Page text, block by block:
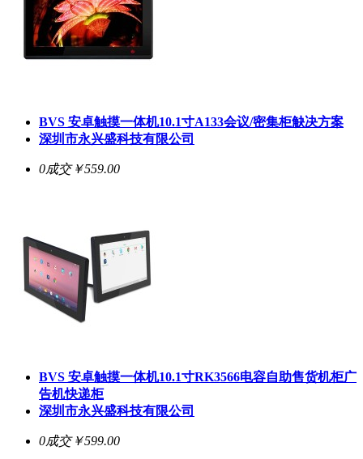
BVS 安卓触摸一体机10.1寸A133会议/密集柜觖决方案
深圳市永兴盛科技有限公司
0成交￥559.00
BVS 安卓触摸一体机10.1寸RK3566电容自助售货机柜广
告机快递柜
深圳市永兴盛科技有限公司
0成交￥599.00